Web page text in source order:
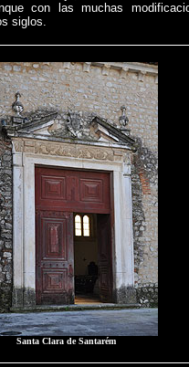
con las muchas
siglos.
Santa Clara de Santarém